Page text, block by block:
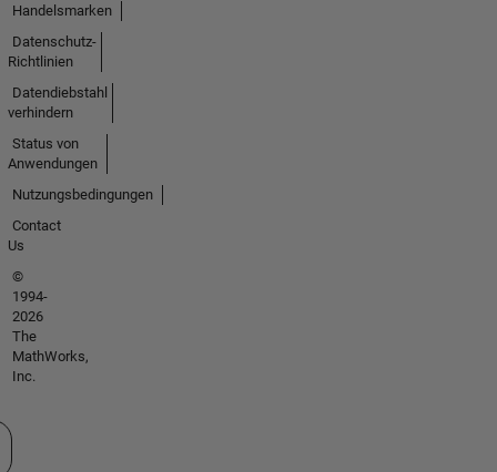
Handelsmarken
Datenschutz-
Richtlinien
Datendiebstahl
verhindern
Status von
Anwendungen
Nutzungsbedingungen
Contact
Us
©
1994-
2026
The
MathWorks,
Inc.